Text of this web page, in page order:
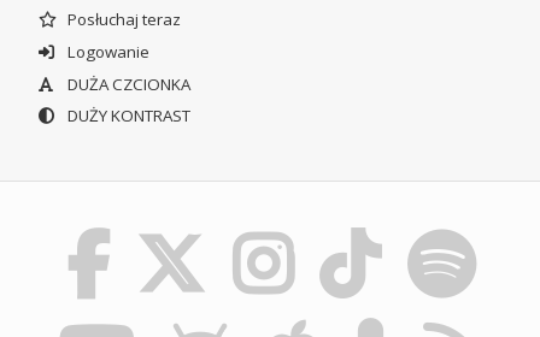
Posłuchaj teraz
Logowanie
DUŻA CZCIONKA
DUŻY KONTRAST